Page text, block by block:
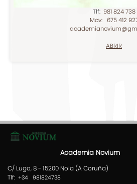
Tlf: 981 824 738
Mov: 675 412
ABRIR
Academia Novium
C/ Lugo, 8 - 15200 Noia (A Coruña)
Tlf: +34 981824738